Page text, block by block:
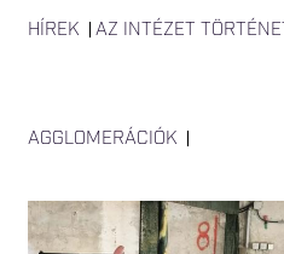
HÍREK AZ INTÉZET
AGGLOMERÁCIÓK